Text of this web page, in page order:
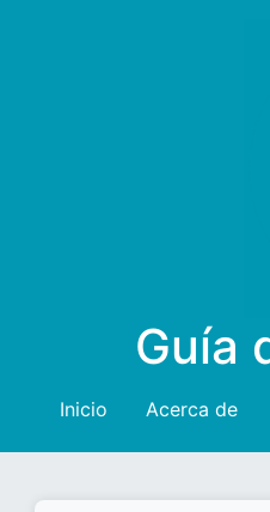
Guía
Inicio Acerca de